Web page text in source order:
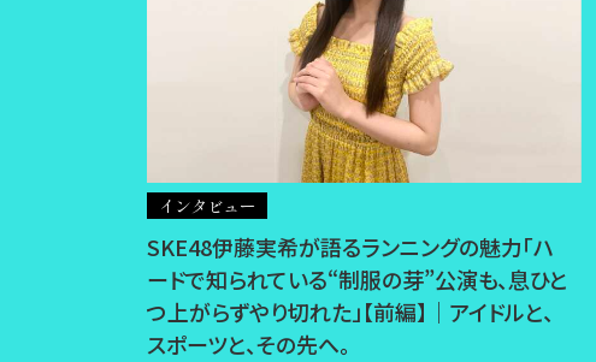
インタビュー
SKE48伊藤実希が語るランニングの魅力「ハ
ードで知られている“制服の芽”公演も、息ひと
つ上がらずやり切れた」【前編】｜アイドルと、
スポーツと、その先へ。